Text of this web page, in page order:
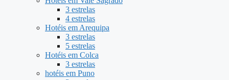
3 estrelas
4 estrelas
Hotéis em Arequipa
3 estrelas
5 estrelas
Hotéis em Colca
3 estrelas
hotéis em Puno